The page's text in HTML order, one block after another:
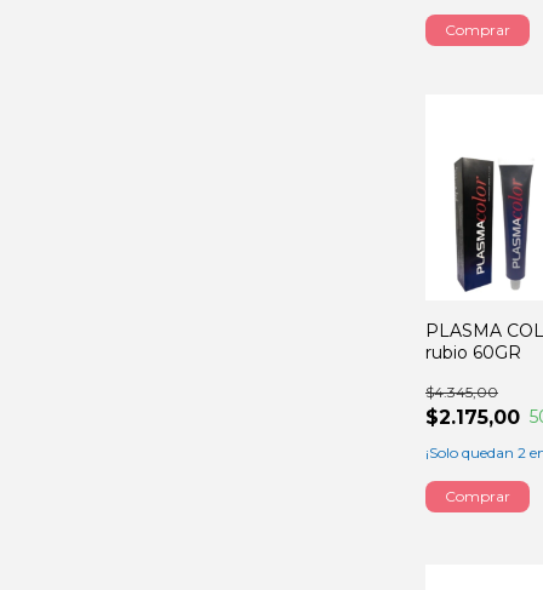
PLASMA
rubio 60GR
$2.175,00
$4.345,00
¡Solo quedan 2